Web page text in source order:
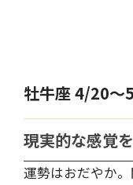
牡牛座 4/20～
現実的な感覚
運勢はおだやか